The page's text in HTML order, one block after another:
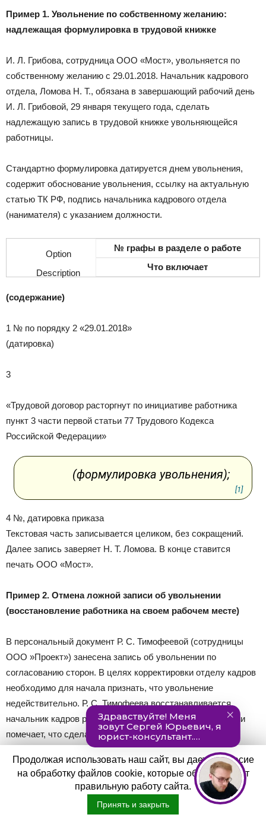
Пример 1. Увольнение по собственному желанию:
надлежащая формулировка в трудовой книжке
И. Л. Грибова, сотрудница ООО «Мост», увольняется по
собственному желанию с 29.01.2018. Начальник кадрового
отдела, Ломова Н. Т., обязана в завершающий рабочий день
И. Л. Грибовой, 29 января текущего года, сделать
надлежащую запись в трудовой книжке увольняющейся
работницы.
Стандартно формулировка датируется днем увольнения,
содержит обоснование увольнения, ссылку на актуальную
статью ТК РФ, подпись начальника кадрового отдела
(нанимателя) с указанием должности.
№ графы в разделе о работе
Что включает
(содержание)
1 № по порядку 2 «29.01.2018»
(датировка)
3
«Трудовой договор расторгнут по инициативе работника
пункт 3 части первой статьи 77 Трудового Кодекса
Российской Федерации»
(формулировка увольнения);
[1]
4 №, датировка приказа
Текстовая часть записывается целиком, без сокращений.
Далее запись заверяет Н. Т. Ломова. В конце ставится
печать ООО «Мост».
Пример 2. Отмена ложной записи об увольнении
(восстановление работника на своем рабочем месте)
В персональный документ Р. С. Тимофеевой (сотрудницы
ООО »Проект») занесена запись об увольнении по
согласованию сторон. В целях корректировки отделу кадров
необходимо для начала признать, что увольнение
недействительно. Р. С. Тимофеева восстанавливается,
начальник кадров рядом с формулировкой об увольнении
помечает, что сделанная запись не является
Ответы на часто задаваемые вопросы
Кадровым работником неверно записана дата
Продолжая использовать наш сайт, вы даете согласие
на обработку файлов cookie, которые обеспечивают
правильную работу сайта.
Принять и закрыть